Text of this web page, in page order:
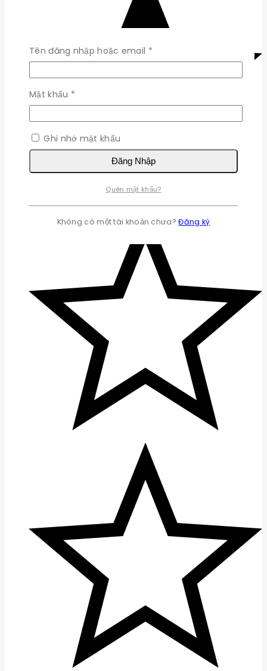
Tên đăng nhập hoặc email *Bắt
buộc
Mật khẩu *
buộc
Ghi nhớ mật khẩu
Đăng Nhập
Quên mật khẩu?
Không có một tài khoản chưa?Đăng ký